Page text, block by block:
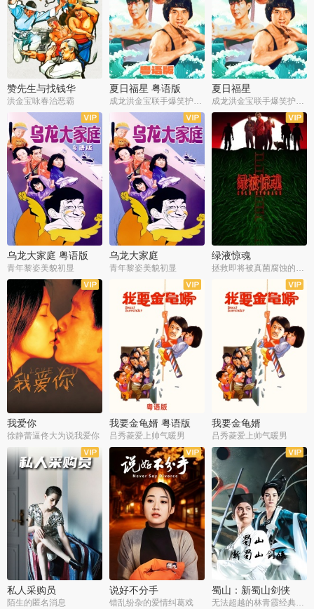
赞先生与找钱华
洪金宝咏春治恶霸
夏日福星 粤语版
成龙洪金宝联手爆笑护美女
夏日福星
成龙洪金宝联手爆笑护美女
乌龙大家庭 粤语版
青年黎姿美貌初显
乌龙大家庭
青年黎姿美貌初显
绿液惊魂
拯救即将被真菌腐蚀的世界
我爱你
徐静蕾逼佟大为说我爱你
我要金龟婿 粤语版
吕秀菱爱上帅气暖男
我要金龟婿
吕秀菱爱上帅气暖男
私人采购员
陌生的匿名消息
说好不分手
错乱纷杂的爱情纠葛戏
蜀山：新蜀山剑侠
无法超越的林青霞经典角色